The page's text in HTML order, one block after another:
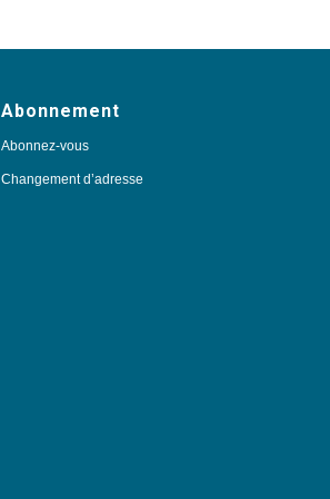
Abonnement
Abonnez-vous
Changement d’adresse